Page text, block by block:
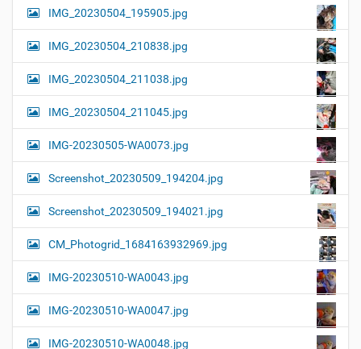
IMG_20230504_195905.jpg
IMG_20230504_210838.jpg
IMG_20230504_211038.jpg
IMG_20230504_211045.jpg
IMG-20230505-WA0073.jpg
Screenshot_20230509_194204.jpg
Screenshot_20230509_194021.jpg
CM_Photogrid_1684163932969.jpg
IMG-20230510-WA0043.jpg
IMG-20230510-WA0047.jpg
IMG-20230510-WA0048.jpg